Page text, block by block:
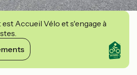
est Accueil Vélo et s'engage à